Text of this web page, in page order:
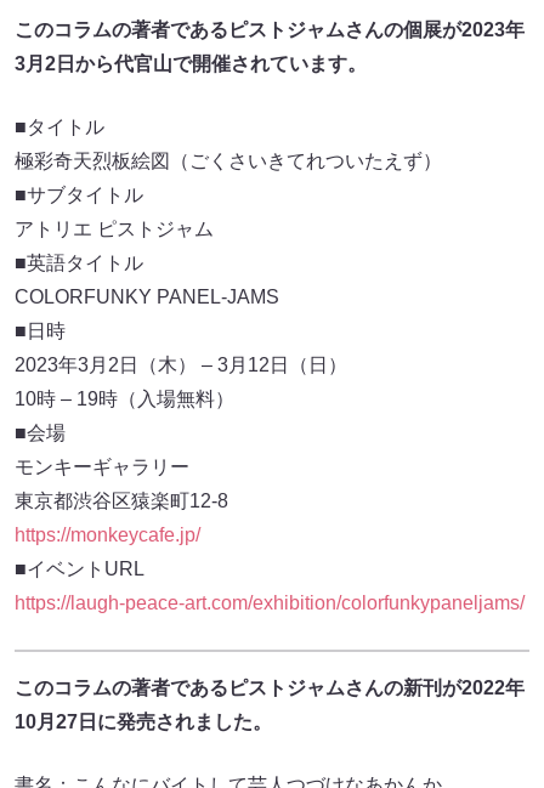
このコラムの著者であるピストジャムさんの個展が2023年
3月2日から代官山で開催されています。
■タイトル
極彩奇天烈板絵図（ごくさいきてれついたえず）
■サブタイトル
アトリエ ピストジャム
■英語タイトル
COLORFUNKY PANEL-JAMS
■日時
2023年3月2日（木） – 3月12日（日）
10時 – 19時（入場無料）
■会場
モンキーギャラリー
東京都渋谷区猿楽町12-8
https://monkeycafe.jp/
■イベントURL
https://laugh-peace-art.com/exhibition/colorfunkypaneljams/
このコラムの著者であるピストジャムさんの新刊が2022年
10月27日に発売されました。